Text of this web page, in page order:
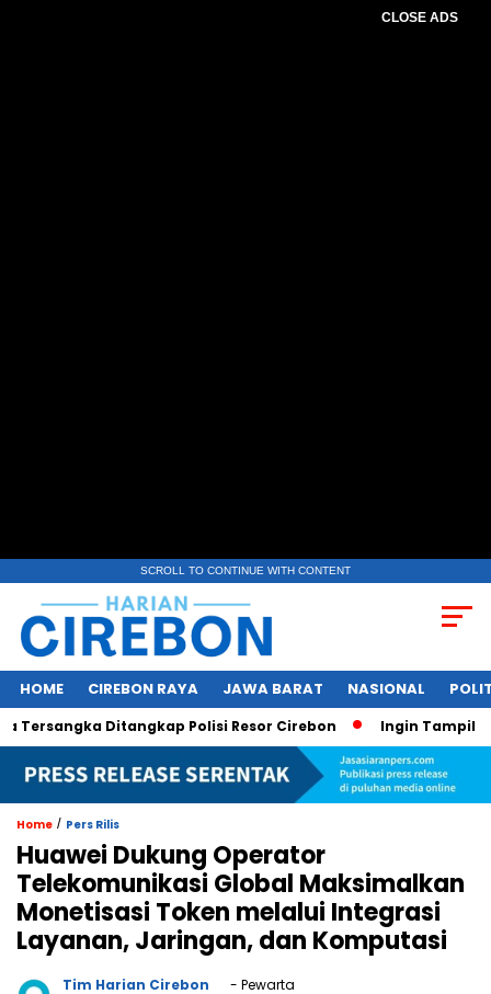
CLOSE ADS
SCROLL TO CONTINUE WITH CONTENT
HOME CIREBON RAYA JAWA BARAT NASIONAL
Ditangkap Polisi Resor Cirebon Ingin Tampil di
Home / Pers Rilis
Huawei Dukung Operator
Telekomunikasi Global Maksimalkan
Monetisasi Token melalui Integrasi
Layanan, Jaringan, dan Komputasi
Tim Harian Cirebon
- Pewarta